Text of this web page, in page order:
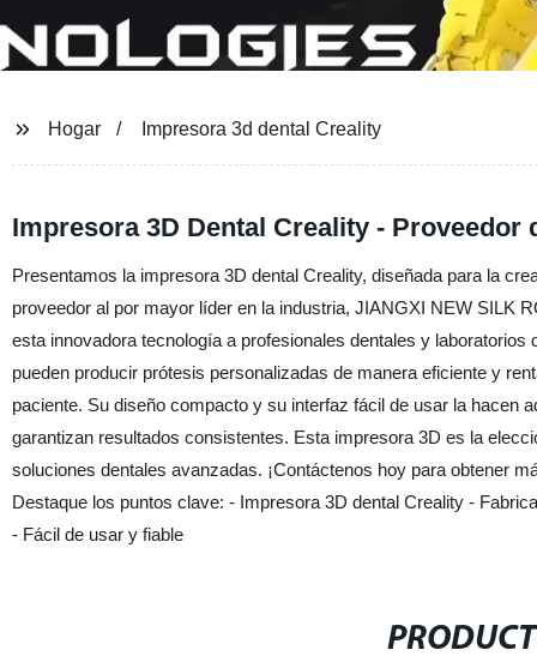
Hogar Impresora 3d dental Creality
Impresora 3D Dental Creality - Proveedor
Presentamos la impresora 3D dental Creality, diseñada para la
proveedor al por mayor líder en la industria, JIANGXI NEW SILK
esta innovadora tecnología a profesionales dentales y
pueden producir prótesis personalizadas de manera eficiente y
paciente. Su diseño compacto y su interfaz fácil de usar la hacen
garantizan resultados consistentes. Esta impresora 3D es la
soluciones dentales avanzadas. ¡Contáctenos hoy para obtener
Destaque los puntos clave: - Impresora 3D dental Creality -
- Fácil de usar y fiable